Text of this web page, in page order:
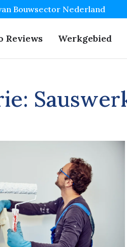
Bouwsector Nederland
Reviews Werkgebied